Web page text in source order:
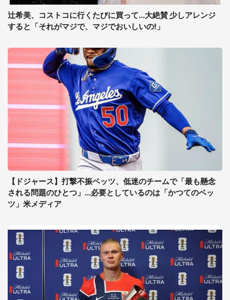
辻希美、コストコに行くたびに買って...大絶賛 少しアレンジ
すると「それがマジで、マジでおいしいの!」
【ドジャース】打撃不振ベッツ、低迷のチームで「最も懸念
される問題のひとつ」...必要としているのは「かつてのベッ
ツ」米メディア